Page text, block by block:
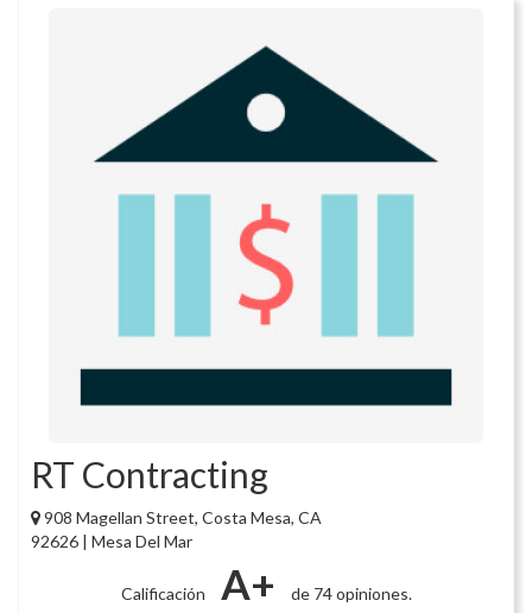
RT Contracting
908 Magellan Street, Costa Mesa, CA
92626 | Mesa Del Mar
Calificación A+
de 74 opiniones.